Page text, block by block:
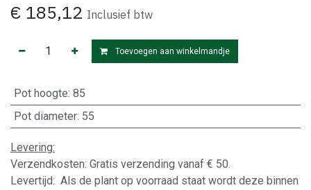
€ 185,12 Inclusief btw
Toevoegen aan winkelmandje
Pot hoogte: 85
Pot diameter: 55
Levering:
Verzendkosten: Gratis verzending vanaf € 50.
Levertijd: Als de plant op voorraad staat wordt deze binnen